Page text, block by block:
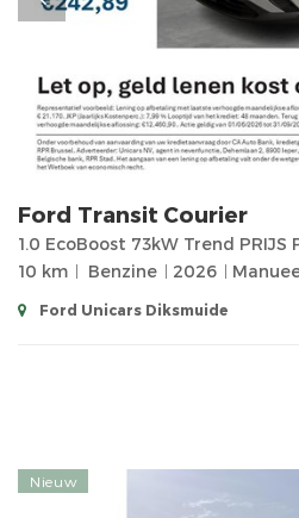
Ford Transit Courier
1.0 EcoBoost 73kW Trend PRIJS
10 km
Benzine 2026
Ford Unicars Diksmuide
Nieuw